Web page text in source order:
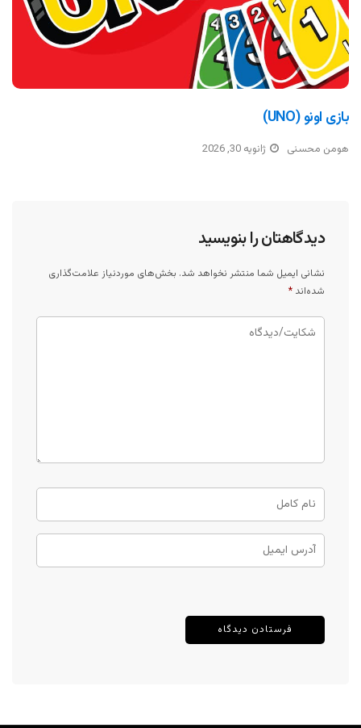
بازی اونو (UNO)
هومن محسنی ژانویه 30, 2026
دیدگاهتان را بنویسید
نشانی ایمیل شما منتشر نخواهد شد. بخش‌های موردنیاز علامت‌گذاری
شده‌اند *